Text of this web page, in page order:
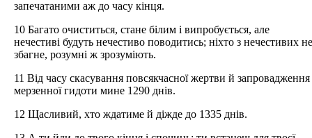
запечатаними аж до часу кінця.
10 Багато очиститься, стане білим і випробується, але
нечестиві будуть нечестиво поводитись; ніхто з нечестивих не
збагне, розумні ж зрозуміють.
11 Від часу скасування повсякчасної жертви й запровадження
мерзенної гидоти мине 1290 днів.
12 Щасливий, хто ждатиме й діжде до 1335 днів.